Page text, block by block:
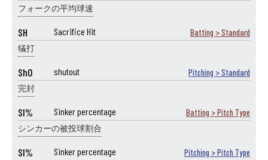
フォークの平均球速
SH Sacrifice Hit Batting > Standard
犠打
ShO shutout Pitching > Standard
完封
SI% Sinker percentage Batting > Pitch Type
シンカーの被投球割合
SI% Sinker percentage Pitching > Pitch Type